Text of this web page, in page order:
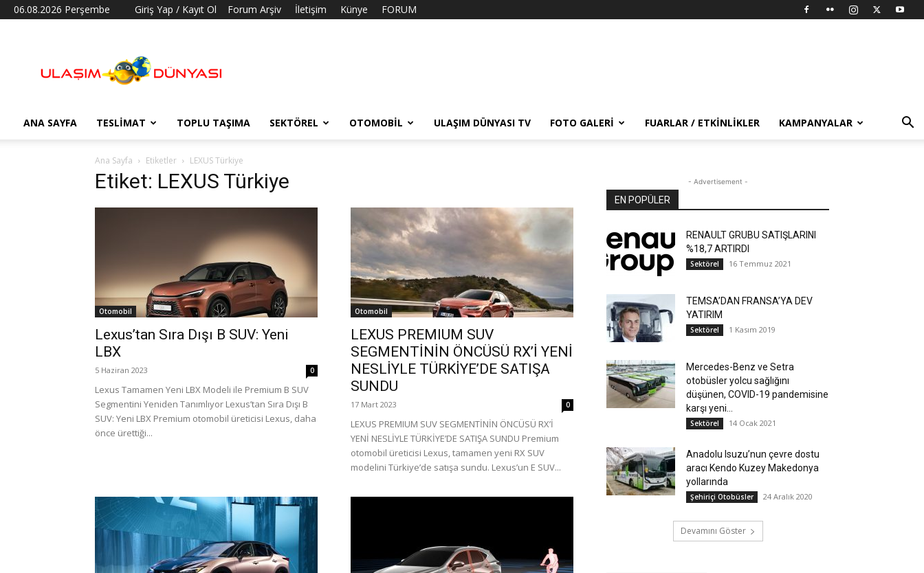
06.08.2026 Perşembe Giriş Yap / Kayıt Ol Forum Arşiv İletişim Künye FORUM
Dünyası
ANA SAYFA TESLIMAT TOPLU TAŞIMA SEKTÖREL OTOMOBIL ULAŞIM DÜNYASI TV FOTO GALERI FUARLAR / ETKINLIKLER KAMPANYALAR
Ana Sayfa Etiketler LEXUS Türkiye
Etiket: LEXUS Türkiye
Otomobil
Lexus’tan Sıra Dışı B SUV: Yeni
LBX
5 Haziran 2023 0
Lexus Tamamen Yeni LBX Modeli ile Premium B SUV
Segmentini Yeniden Tanımlıyor Lexus’tan Sıra Dışı B
SUV: Yeni LBX Premium otomobil üreticisi Lexus, daha
önce ürettiği...
Otomobil
LEXUS PREMIUM SUV
SEGMENTİNİN ÖNCÜSÜ RX’İ YENİ
NESLİYLE TÜRKİYE’DE SATIŞA
SUNDU
17 Mart 2023 0
LEXUS PREMIUM SUV SEGMENTİNİN ÖNCÜSÜ RX’İ
YENİ NESLİYLE TÜRKİYE’DE SATIŞA SUNDU Premium
otomobil üreticisi Lexus, tamamen yeni RX SUV
modelini Türkiye’de satışa sundu. Lexus’un E SUV...
- Advertisement -
EN POPÜLER
RENAULT GRUBU SATIŞLARINI
%18,7 ARTIRDI
Sektörel 16 Temmuz 2021
TEMSA’DAN FRANSA’YA DEV
YATIRIM
Sektörel 1 Kasım 2019
Mercedes-Benz ve Setra
otobüsler yolcu sağlığını
düşünen, COVID-19 pandemisine
karşı yeni...
Sektörel 14 Ocak 2021
Anadolu Isuzu’nun çevre dostu
aracı Kendo Kuzey Makedonya
yollarında
Şehiriçi Otobüsler 24 Aralık 2020
Devamını Göster